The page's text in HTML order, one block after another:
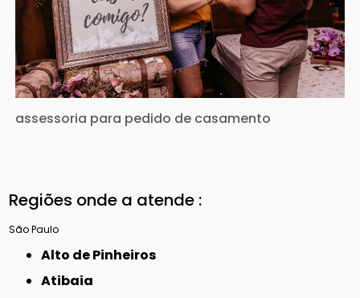
assessoria para pedido de casamento
Regiões onde a atende :
São Paulo
Alto de Pinheiros
Atibaia